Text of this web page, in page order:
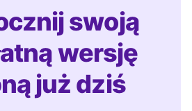
swoją
wersję
już dziś